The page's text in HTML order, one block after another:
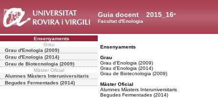
2015_16
Guia docent
Facultat d'Enologia
Ensenyaments
Grau
Grau d'Enologia (2009)
Grau d'Enologia (2014)
Grau de Biotecnologia (2009)
Màster Oficial
Alumnes Màsters Interuniversitaris
Begudes Fermentades (2014)
Ensenyaments
Grau
Grau d'Enologia (2009)
Grau d'Enologia (2014)
Grau de Biotecnologia (2009)
Màster Oficial
Alumnes Màsters Interuniversitaris
Begudes Fermentades (2014)